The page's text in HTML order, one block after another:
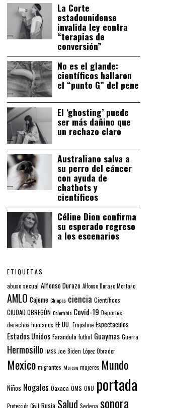
La Corte
estadounidense
invalida ley contra
“terapias de
conversión”
No es el glande:
científicos hallaron
el “punto G” del pene
El ‘ghosting’ puede
ser más dañino que
un rechazo claro
Australiano salva a
su perro del cáncer
con ayuda de
chatbots y
científicos
Céline Dion confirma
su esperado regreso
a los escenarios
ETIQUETAS
abuso sexual Alfonso Durazo Alfonso Durazo Montaño
AMLO Cajeme Chiapas ciencia Científicos
CIUDAD OBREGÓN Colombia Covid-19 Deportes
derechos humanos EE.UU. Empalme Espectaculos
Estados Unidos Farandula futbol Guaymas Guerra
Hermosillo IMSS Joe Biden López Obrador
Mexico migrantes Morena mujeres Mundo
Niños Nogales Oaxaca OMS ONU portada
Protección Civil Rusia Salud Sedena sonora